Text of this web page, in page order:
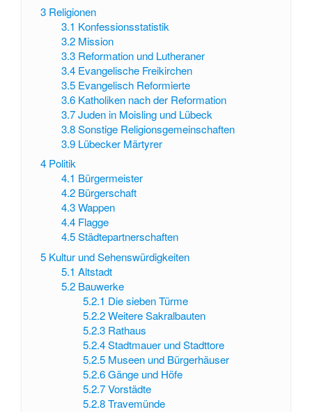
3 Religionen
3.1 Konfessionsstatistik
3.2 Mission
3.3 Reformation und Lutheraner
3.4 Evangelische Freikirchen
3.5 Evangelisch Reformierte
3.6 Katholiken nach der Reformation
3.7 Juden in Moisling und Lübeck
3.8 Sonstige Religionsgemeinschaften
3.9 Lübecker Märtyrer
4 Politik
4.1 Bürgermeister
4.2 Bürgerschaft
4.3 Wappen
4.4 Flagge
4.5 Städtepartnerschaften
5 Kultur und Sehenswürdigkeiten
5.1 Altstadt
5.2 Bauwerke
5.2.1 Die sieben Türme
5.2.2 Weitere Sakralbauten
5.2.3 Rathaus
5.2.4 Stadtmauer und Stadttore
5.2.5 Museen und Bürgerhäuser
5.2.6 Gänge und Höfe
5.2.7 Vorstädte
5.2.8 Travemünde